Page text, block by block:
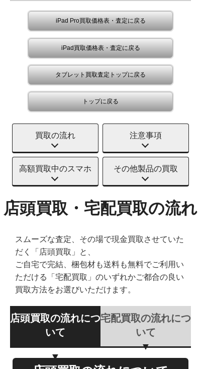
iPad Pro買取価格表・査定に戻る
iPad買取価格表・査定に戻る
タブレット買取査定トップに戻る
トップに戻る
買取の流れ 注意事項
高額買取中のスマホ その他製品の買取
店頭買取・宅配買取の流れ
スムーズな査定、その場で現金買取させていた
だく「店頭買取」と、
ご自宅で完結、梱包材も送料も無料でご利用い
ただける「宅配買取」のいずれかご都合の良い
買取方法をお選びいただけます。
店頭買取の流れにつ
いて
宅配買取の流れにつ
いて